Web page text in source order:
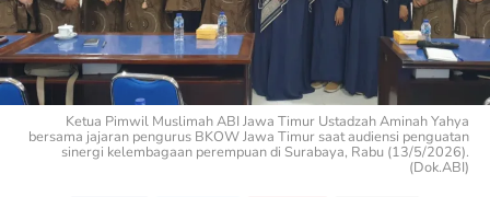
Ketua Pimwil Muslimah ABI Jawa Timur Ustadzah Aminah Yahya
bersama jajaran pengurus BKOW Jawa Timur saat audiensi penguatan
sinergi kelembagaan perempuan di Surabaya, Rabu (13/5/2026).
(Dok.ABI)